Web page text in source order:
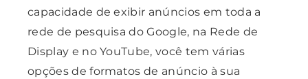
capacidade de exibir anúncios em toda a
rede de pesquisa do Google, na Rede de
Display e no YouTube, você tem várias
opções de formatos de anúncio à sua